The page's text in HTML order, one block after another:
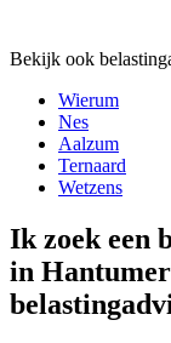
Bekijk ook
Wierum
Nes
Aalzum
Ternaard
Wetzens
Ik zoek een
in